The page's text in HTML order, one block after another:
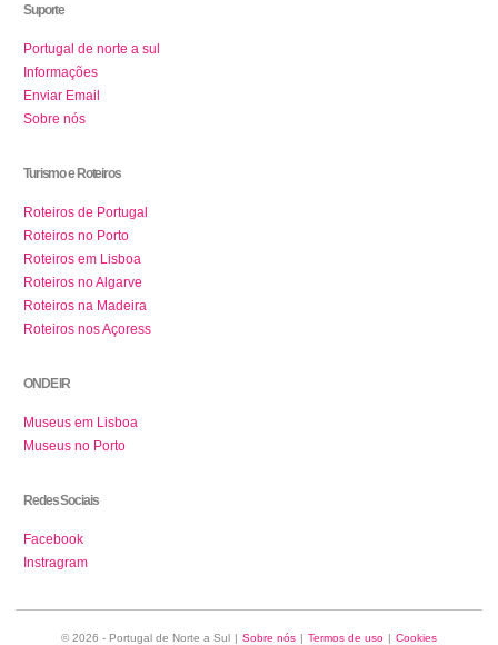
Suporte
Portugal de norte a sul
Informações
Enviar Email
Sobre nós
Turismo e Roteiros
Roteiros de Portugal
Roteiros no Porto
Roteiros em Lisboa
Roteiros no Algarve
Roteiros na Madeira
Roteiros nos Açoress
ONDE IR
Museus em Lisboa
Museus no Porto
Redes Sociais
Facebook
Instragram
© 2026 - Portugal de Norte a Sul | Sobre nós | Termos de uso | Cookies